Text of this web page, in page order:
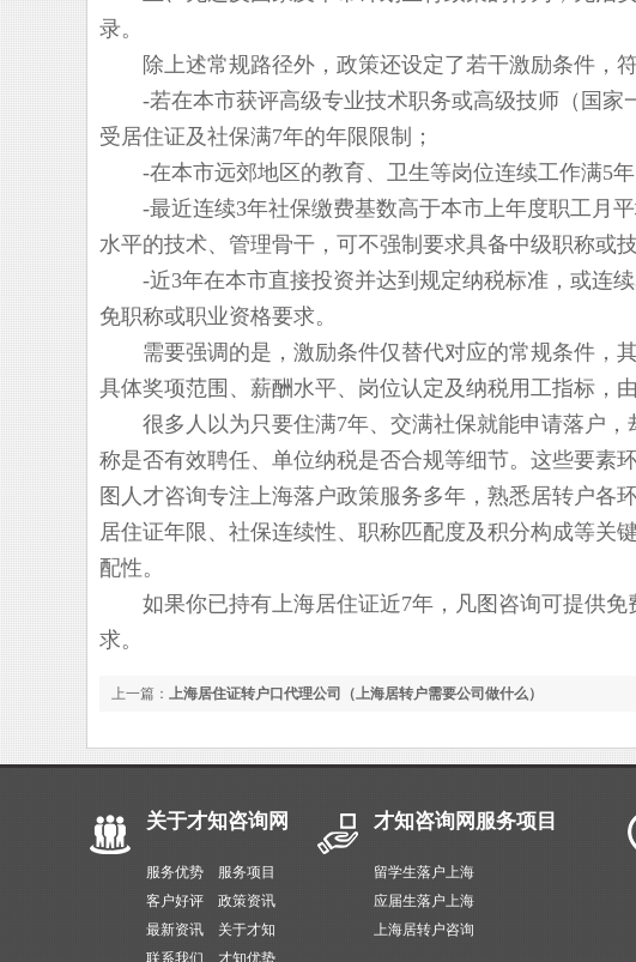
录。
除上述常规路径外，政策还设定了若干激励条件，符
-若在本市获评高级专业技术职务或高级技师（国家
受居住证及社保满7年的年限限制；
-在本市远郊地区的教育、卫生等岗位连续工作满5年
-最近连续3年社保缴费基数高于本市上年度职工月平
水平的技术、管理骨干，可不强制要求具备中级职称或技
-近3年在本市直接投资并达到规定纳税标准，或连续
免职称或职业资格要求。
需要强调的是，激励条件仅替代对应的常规条件，
具体奖项范围、薪酬水平、岗位认定及纳税用工指标，
很多人以为只要住满7年、交满社保就能申请落户，
称是否有效聘任、单位纳税是否合规等细节。这些要素
图人才咨询专注上海落户政策服务多年，熟悉居转户各
居住证年限、社保连续性、职称匹配度及积分构成等关
配性。
如果你已持有上海居住证近7年，凡图咨询可提供免
求。
上一篇： 上海居住证转户口代理公司（上海居转户需要公司做什么）
关于才知咨询网
服务优势
服务项目
客户好评
政策资讯
最新资讯
关于才知
联系我们
才知优势
才知咨询网服务项目
留学生落户上海
应届生落户上海
上海居转户咨询